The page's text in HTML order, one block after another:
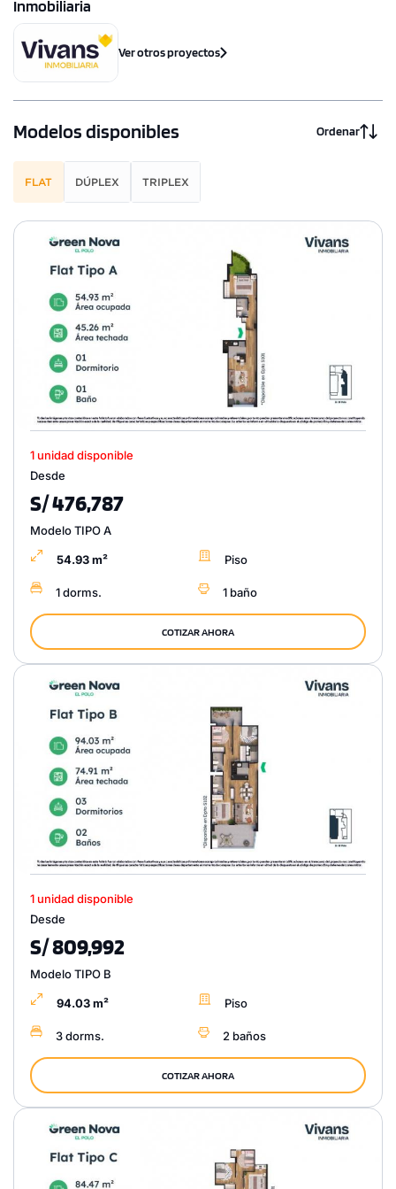
Inmobiliaria
Ver otros proyectos
Modelos disponibles Ordenar
FLAT DÚPLEX TRIPLEX
1 unidad disponible
Desde
S/ 476,787
Modelo TIPO A
54.93 m² Piso
1 dorms. 1 baño
COTIZAR AHORA
1 unidad disponible
Desde
S/ 809,992
Modelo TIPO B
94.03 m² Piso
3 dorms. 2 baños
COTIZAR AHORA